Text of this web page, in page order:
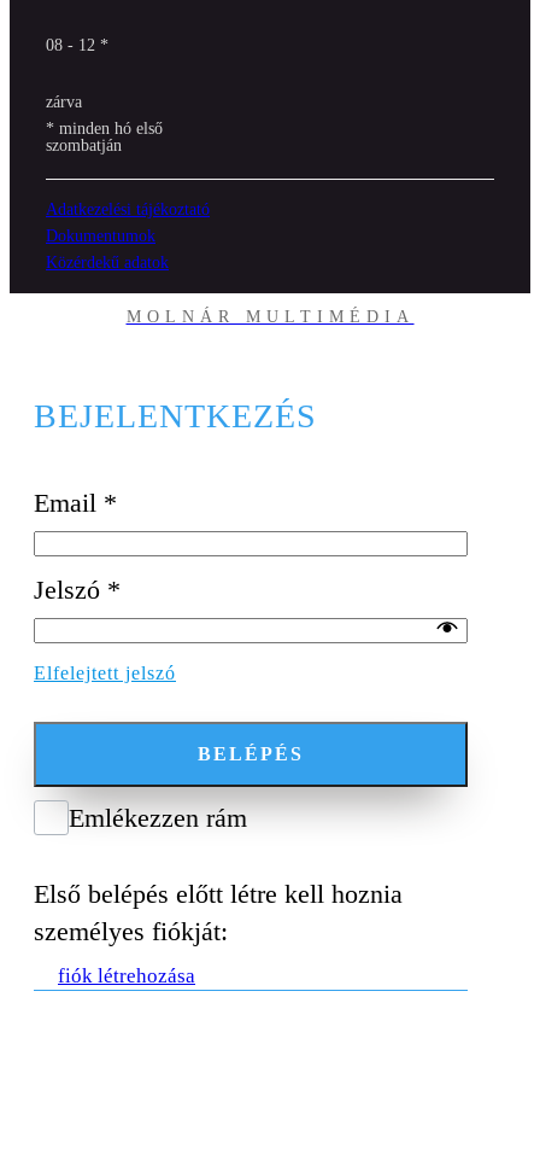
08 - 12 *
zárva
* minden hó első
szombatján
Adatkezelési tájékoztató
Dokumentumok
Közérdekű adatok
MOLNÁR MULTIMÉDIA
BEJELENTKEZÉS
Email *
Jelszó *
Elfelejtett jelszó
BELÉPÉS
Emlékezzen rám
Első belépés előtt létre kell hoznia
személyes fiókját:
fiók létrehozása